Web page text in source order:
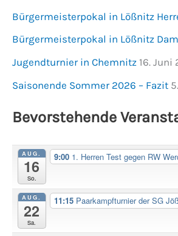
Bürgermeisterpokal in Lößnitz
Bürgermeisterpokal in Lößnitz
Jugendturnier in Chemnitz 16. Juni
Saisonende Sommer 2026 – Fazit
Bevorstehende
AUG.
16
So.
9:00 1. Herren Test gegen RW
AUG.
22
Sa.
11:15 Paarkampfturnier der SG